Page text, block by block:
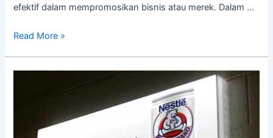
efektif dalam mempromosikan bisnis atau merek. Dalam …
Read More »